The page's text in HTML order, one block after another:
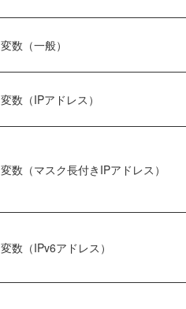
変数（一般）
変数（IPアドレス）
変数（マスク長付きIPアドレス）
変数（IPv6アドレス）